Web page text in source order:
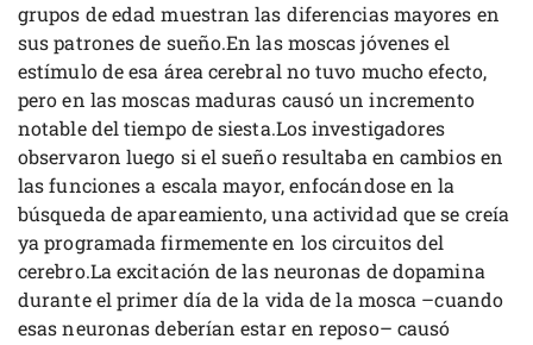
grupos de edad muestran las diferencias mayores en
sus patrones de sueño.En las moscas jóvenes el
estímulo de esa área cerebral no tuvo mucho efecto,
pero en las moscas maduras causó un incremento
notable del tiempo de siesta.Los investigadores
observaron luego si el sueño resultaba en cambios en
las funciones a escala mayor, enfocándose en la
búsqueda de apareamiento, una actividad que se creía
ya programada firmemente en los circuitos del
cerebro.La excitación de las neuronas de dopamina
durante el primer día de la vida de la mosca –cuando
esas neuronas deberían estar en reposo– causó